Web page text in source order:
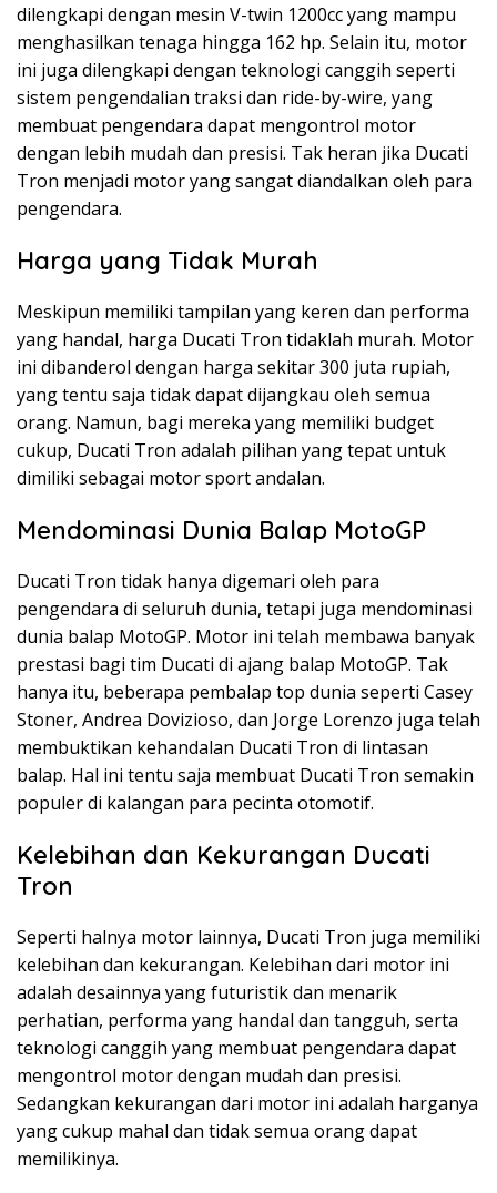
dilengkapi dengan mesin V-twin 1200cc yang mampu
menghasilkan tenaga hingga 162 hp. Selain itu, motor
ini juga dilengkapi dengan teknologi canggih seperti
sistem pengendalian traksi dan ride-by-wire, yang
membuat pengendara dapat mengontrol motor
dengan lebih mudah dan presisi. Tak heran jika Ducati
Tron menjadi motor yang sangat diandalkan oleh para
pengendara.
Harga yang Tidak Murah
Meskipun memiliki tampilan yang keren dan performa
yang handal, harga Ducati Tron tidaklah murah. Motor
ini dibanderol dengan harga sekitar 300 juta rupiah,
yang tentu saja tidak dapat dijangkau oleh semua
orang. Namun, bagi mereka yang memiliki budget
cukup, Ducati Tron adalah pilihan yang tepat untuk
dimiliki sebagai motor sport andalan.
Mendominasi Dunia Balap MotoGP
Ducati Tron tidak hanya digemari oleh para
pengendara di seluruh dunia, tetapi juga mendominasi
dunia balap MotoGP. Motor ini telah membawa banyak
prestasi bagi tim Ducati di ajang balap MotoGP. Tak
hanya itu, beberapa pembalap top dunia seperti Casey
Stoner, Andrea Dovizioso, dan Jorge Lorenzo juga telah
membuktikan kehandalan Ducati Tron di lintasan
balap. Hal ini tentu saja membuat Ducati Tron semakin
populer di kalangan para pecinta otomotif.
Kelebihan dan Kekurangan Ducati
Tron
Seperti halnya motor lainnya, Ducati Tron juga memiliki
kelebihan dan kekurangan. Kelebihan dari motor ini
adalah desainnya yang futuristik dan menarik
perhatian, performa yang handal dan tangguh, serta
teknologi canggih yang membuat pengendara dapat
mengontrol motor dengan mudah dan presisi.
Sedangkan kekurangan dari motor ini adalah harganya
yang cukup mahal dan tidak semua orang dapat
memilikinya.